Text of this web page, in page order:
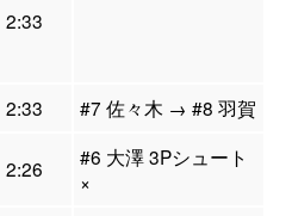
2:33
2:33 #7 佐々木 → #8 羽賀
2:26
#6 大澤 3Pシュート
×